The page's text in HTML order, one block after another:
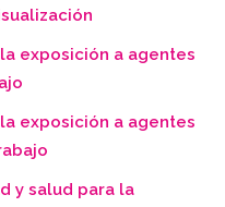
exposición a agentes
exposición a agentes
y salud para la